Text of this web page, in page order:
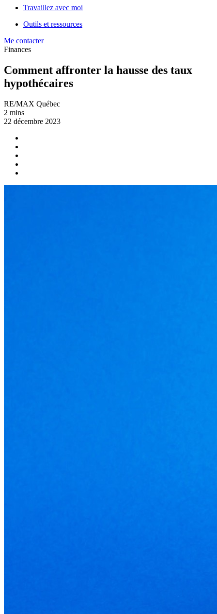
Travaillez avec moi
Outils et ressources
Me contacter
Finances
Comment affronter la hausse des taux
hypothécaires
RE/MAX Québec
2 mins
22 décembre 2023